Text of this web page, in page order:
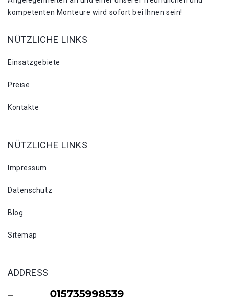
kompetenten Monteure wird sofort bei Ihnen sein!
NÜTZLICHE LINKS
Einsatzgebiete
Preise
Kontakte
NÜTZLICHE LINKS
Impressum
Datenschutz
Blog
Sitemap
ADDRESS